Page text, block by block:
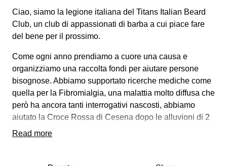
Ciao, siamo la legione italiana del Titans Italian Beard
Club, un club di appassionati di barba a cui piace fare
del bene per il prossimo.
Come ogni anno prendiamo a cuore una causa e
organizziamo una raccolta fondi per aiutare persone
bisognose. Abbiamo supportato ricerche mediche come
quella per la Fibromialgia, una malattia molto diffusa che
però ha ancora tanti interrogativi nascosti, abbiamo
aiutato la Croce Rossa di Cesena dopo le alluvioni di 2
anni fa e tanti altri progetti che puoi trovare sul nostro
Read more